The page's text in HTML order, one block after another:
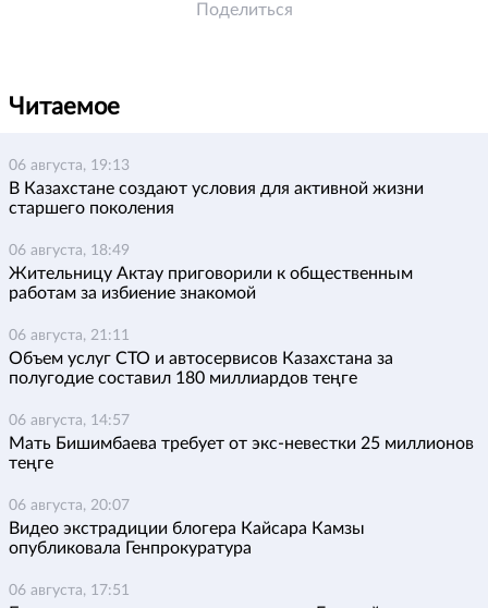
Поделиться
Читаемое
06 августа, 19:13
В Казахстане создают условия для активной жизни
старшего поколения
06 августа, 18:49
Жительницу Актау приговорили к общественным
работам за избиение знакомой
06 августа, 21:11
Объем услуг СТО и автосервисов Казахстана за
полугодие составил 180 миллиардов теңге
06 августа, 14:57
Мать Бишимбаева требует от экс-невестки 25 миллионов
теңге
06 августа, 20:07
Видео экстрадиции блогера Кайсара Камзы
опубликовала Генпрокуратура
06 августа, 17:51